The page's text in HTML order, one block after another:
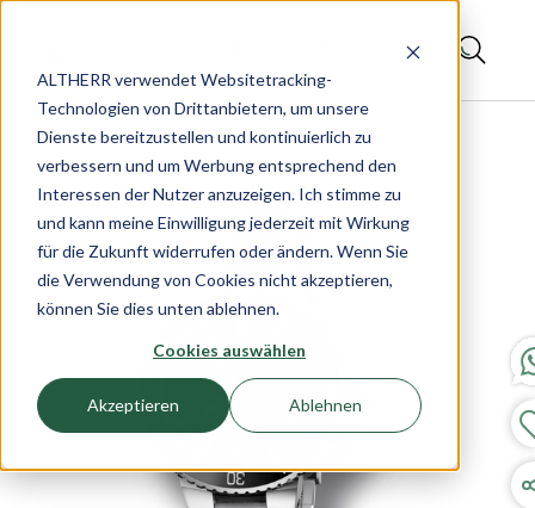
ALTHERR verwendet Websitetracking-
Technologien von Drittanbietern, um unsere
Dienste bereitzustellen und kontinuierlich zu
verbessern und um Werbung entsprechend den
Interessen der Nutzer anzuzeigen. Ich stimme zu
und kann meine Einwilligung jederzeit mit Wirkung
für die Zukunft widerrufen oder ändern. Wenn Sie
die Verwendung von Cookies nicht akzeptieren,
können Sie dies unten ablehnen.
Cookies auswählen
Akzeptieren Ablehnen